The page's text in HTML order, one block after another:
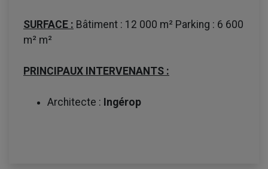
SURFACE : Bâtiment : 12 000 m² Parking : 6 600
m² m²
PRINCIPAUX INTERVENANTS :
Architecte : Ingérop